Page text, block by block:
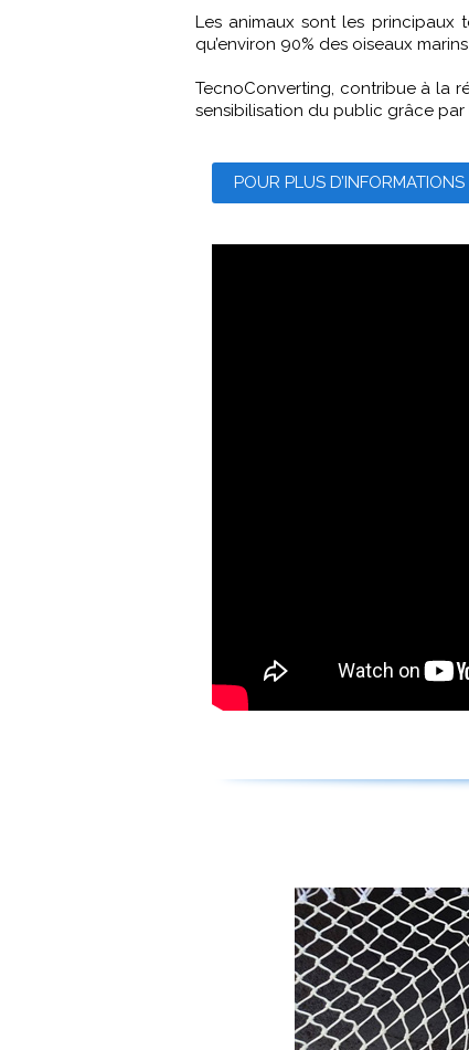
Les animaux sont les
qu’environ 90% des oiseaux
TecnoConverting, contribue à la
sensibilisation du public grâce
POUR PLUS D’INFORMATIONS